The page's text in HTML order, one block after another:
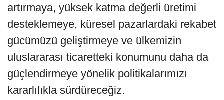
artırmaya, yüksek katma değerli üretimi
desteklemeye, küresel pazarlardaki rekabet
gücümüzü geliştirmeye ve ülkemizin
uluslararası ticaretteki konumunu daha da
güçlendirmeye yönelik politikalarımızı
kararlılıkla sürdüreceğiz.